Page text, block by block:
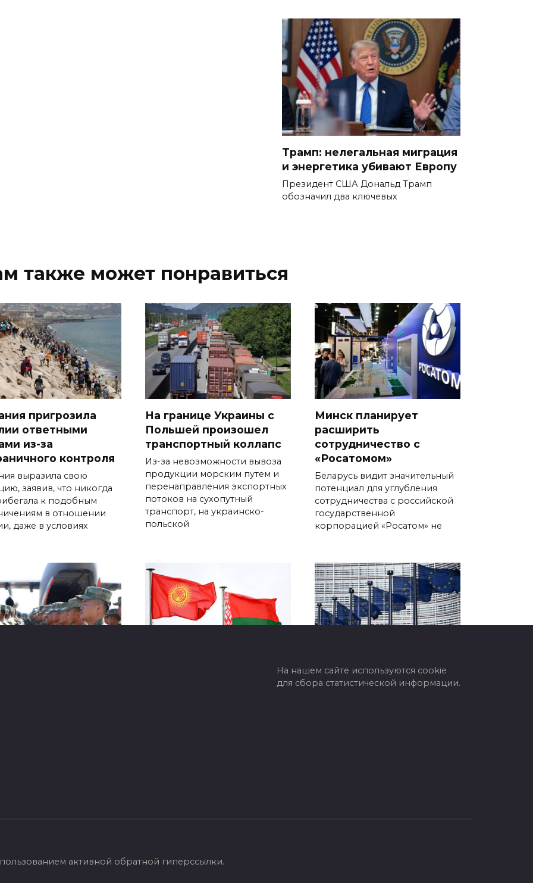
Трамп: нелегальная миграция
и энергетика убивают Европу
Президент США Дональд Трамп
обозначил два ключевых
также может понравиться
пригрозила
ответными
из-за
контроля
выразила свою
заявив, что никогда
к подобным
в отношении
даже в условиях
На границе Украины с
Польшей произошел
транспортный коллапс
Из-за невозможности вывоза
продукции морским путем и
перенаправления экспортных
потоков на сухопутный
транспорт, на украинско-
польской
Минск планирует
расширить
сотрудничество с
«Росатомом»
Беларусь видит значительный
потенциал для углубления
сотрудничества с российской
государственной
корпорацией «Росатом» не
Беларусь и Кыргызстан
готовят новый рывок в
В ЕС забили тревогу из-
за планов расширения
На нашем сайте используются cookie
для сбора статистической информации.
активной обратной гиперссылки.